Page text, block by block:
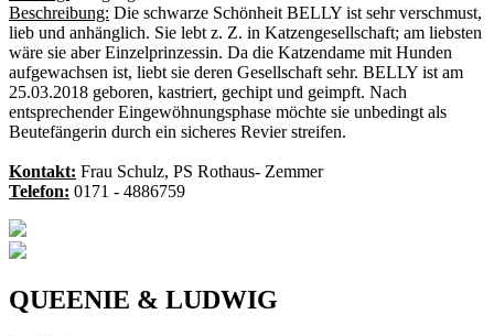
Beschreibung: Die schwarze Schönheit BELLY ist sehr verschmust,
lieb und anhänglich. Sie lebt z. Z. in Katzengesellschaft; am liebsten
wäre sie aber Einzelprinzessin. Da die Katzendame mit Hunden
aufgewachsen ist, liebt sie deren Gesellschaft sehr. BELLY ist am
25.03.2018 geboren, kastriert, gechipt und geimpft. Nach
entsprechender Eingewöhnungsphase möchte sie unbedingt als
Beutefängerin durch ein sicheres Revier streifen.
Kontakt: Frau Schulz, PS Rothaus- Zemmer
Telefon: 0171 - 4886759
QUEENIE & LUDWIG